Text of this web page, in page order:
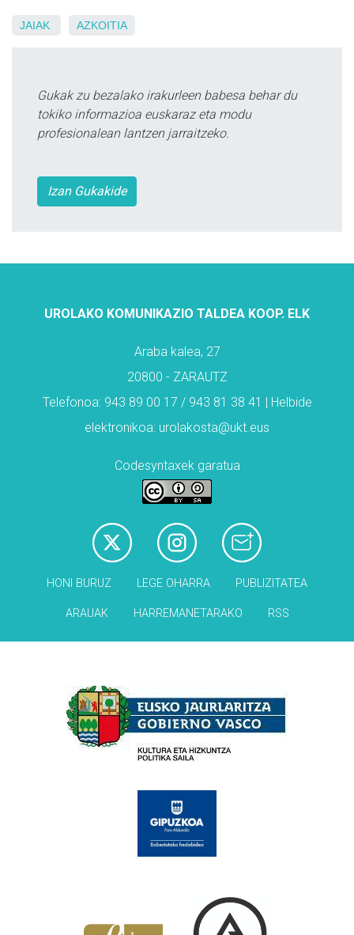
JAIAK AZKOITIA
Gukak zu bezalako irakurleen babesa behar du
tokiko informazioa euskaraz eta modu
profesionalean lantzen jarraitzeko.
Izan Gukakide
UROLAKO KOMUNIKAZIO TALDEA KOOP. ELK
Araba kalea, 27
20800 - ZARAUTZ
Telefonoa: 943 89 00 17 / 943 81 38 41 | Helbide
elektronikoa: urolakosta@ukt.eus
Codesyntaxek garatua
HONI BURUZ LEGE OHARRA PUBLIZITATEA
ARAUAK HARREMANETARAKO RSS